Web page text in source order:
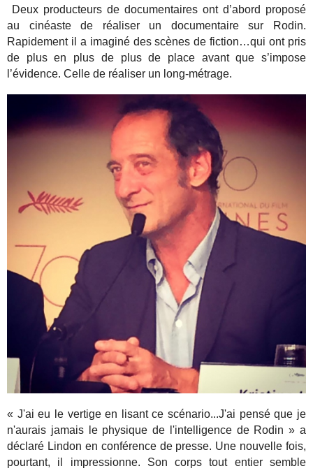
Deux producteurs de documentaires ont d’abord proposé
au cinéaste de réaliser un documentaire sur Rodin.
Rapidement il a imaginé des scènes de fiction…qui ont pris
de plus en plus de plus de place avant que s’impose
l’évidence. Celle de réaliser un long-métrage.
« J'ai eu le vertige en lisant ce scénario...J'ai pensé que je
n'aurais jamais le physique de l'intelligence de Rodin » a
déclaré Lindon en conférence de presse. Une nouvelle fois,
pourtant, il impressionne. Son corps tout entier semble